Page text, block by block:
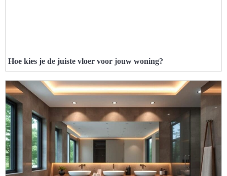
Hoe kies je de juiste vloer voor jouw woning?